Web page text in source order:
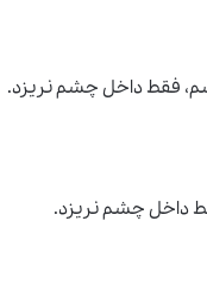
فقط داخل چشم نریزد.